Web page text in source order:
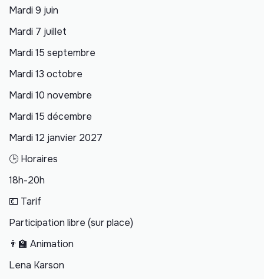
Mardi 9 juin
Mardi 7 juillet
Mardi 15 septembre
Mardi 13 octobre
Mardi 10 novembre
Mardi 15 décembre
Mardi 12 janvier 2027
🕒 Horaires
18h-20h
💶 Tarif
Participation libre (sur place)
👨‍🏫 Animation
Lena Karson